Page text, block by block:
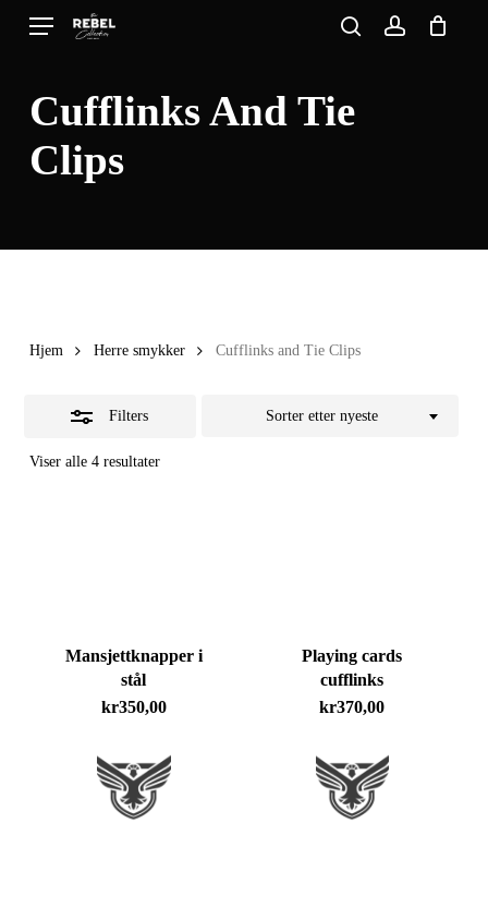
Skip
content
Menu
Cufflinks And Tie
Clips
Hjem Herre smykker Cufflinks and Tie Clips
Filters
Viser alle 4 resultaterSortert
Sorter etter nyeste
Mansjettknapper i
stål
kr350,00
Playing cards
cufflinks
kr370,00